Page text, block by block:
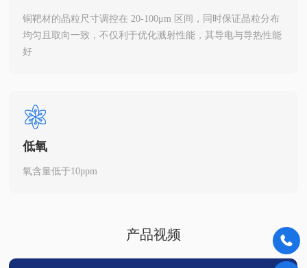
铜靶材的晶粒尺寸调控在 20-100μm 区间，同时保证晶粒分布
均匀且取向一致，不仅利于优化溅射性能，其导电与导热性能
好
低氧
氧含量低于10ppm
产品视频